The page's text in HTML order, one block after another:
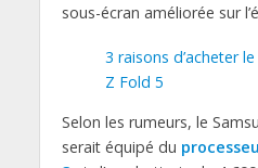
sous-écran améliorée sur
3 raisons d’acheter
Z Fold 5
Selon les rumeurs, le
serait équipé du